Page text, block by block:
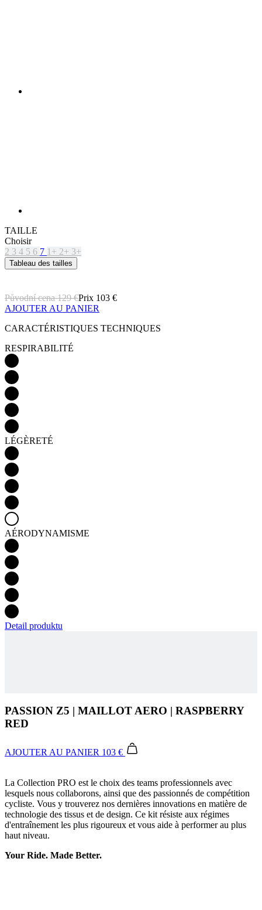
TAILLE
Choisir
2 3 4 5 6 7 1+ 2+ 3+
Tableau des tailles
Prix 103 €
Původní cena129 €
AJOUTER AU PANIER
CARACTÉRISTIQUES TECHNIQUES
RESPIRABILITÉ
LÉGÈRETÉ
AÉRODYNAMISME
Detail produktu
PASSION Z5 | MAILLOT AERO | RASPBERRY
RED
AJOUTER AU PANIER 103 €
La Collection PRO est le choix des teams professionnels avec
lesquels nous collaborons, ainsi que des passionnés de compétition
cycliste. Vous y trouverez nos dernières innovations en matière de
technologie des tissus et de design. Ce kit résiste aux régimes
d'entraînement les plus rigoureux et vous aide à performer au plus
haut niveau.
Your Ride. Made Better.